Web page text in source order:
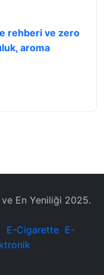
rehberi ve zero
aroma
En Yeniliği 2025.
E-Cigarette E-